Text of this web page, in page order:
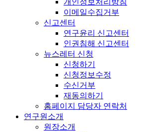
이메일수집거부
신고센터
연구윤리 신고센터
인권침해 신고센터
뉴스레터 신청
신청하기
신청정보수정
수신거부
재동의하기
홈페이지 담당자 연락처
연구원소개
원장소개